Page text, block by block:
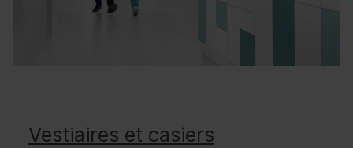
Vestiaires et casiers